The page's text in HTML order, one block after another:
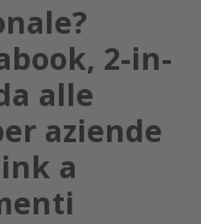
2-in-
alle
aziende
a